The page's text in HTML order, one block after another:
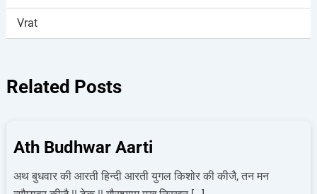
Vrat
Related Posts
Ath Budhwar Aarti
अथ बुधवार की आरती हिन्दी आरती युगल किशोर की कीजै, तन मन